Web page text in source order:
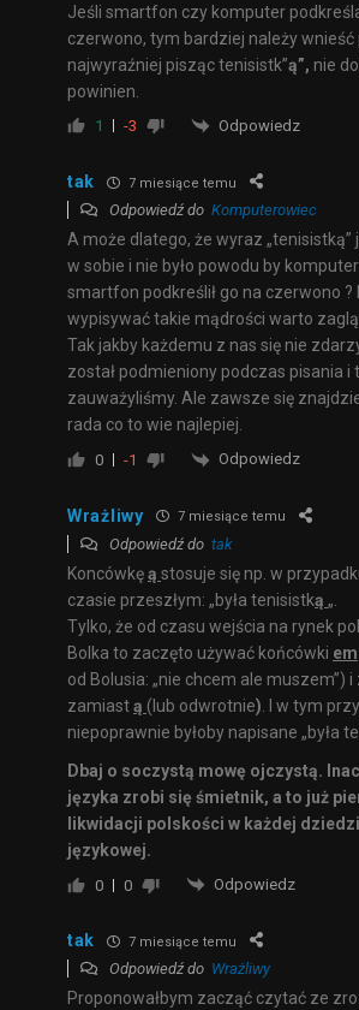
Jeśli smartfon czy komputer
czerwono, tym bardziej należy wnieść
najwyraźniej pisząc tenisistk”ą”, nie
powinien.
1 -3 Odpowiedz
tak 7 miesiące temu
Odpowiedź do Komputerowiec
A może dlatego, że wyraz
w sobie i nie było powodu by
smartfon podkreślił go na czerwono
wypisywać takie mądrości warto
Tak jakby każdemu z nas się nie
został podmieniony podczas pisania i
zauważyliśmy. Ale zawsze się
rada co to wie najlepiej.
0 -1 Odpowiedz
Wrażliwy 7 miesiące temu
Odpowiedź do tak
Koncówkęą stosuje się np. w
czasie przeszłym: „była tenisistką „.
Tylko, że od czasu wejścia na rynek
Bolka to zaczęto używać końcówki em
od Bolusia: „nie chcem ale muszem”)
zamiastą (lub odwrotnie) . I w tym
niepoprawnie byłoby napisane „była
Dbaj o soczystą mowę ojczystą.
języka zrobi się śmietnik, a to już
likwidacji polskości w każdej
językowej.
0 0 Odpowiedz
tak 7 miesiące temu
Odpowiedź do Wrażliwy
Proponowałbym zacząć czytać ze